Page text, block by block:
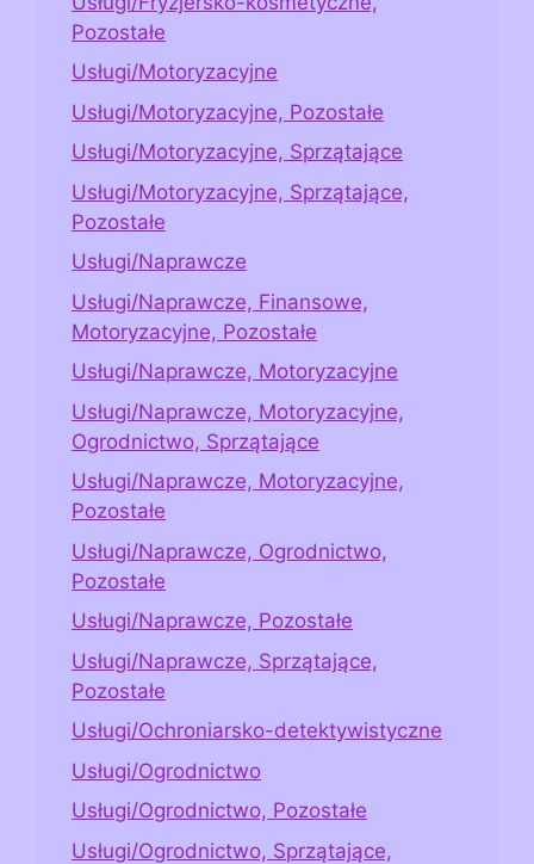
Pozostałe
Usługi/Motoryzacyjne
Usługi/Motoryzacyjne, Pozostałe
Usługi/Motoryzacyjne, Sprzątające
Usługi/Motoryzacyjne, Sprzątające,
Pozostałe
Usługi/Naprawcze
Usługi/Naprawcze, Finansowe,
Motoryzacyjne, Pozostałe
Usługi/Naprawcze, Motoryzacyjne
Usługi/Naprawcze, Motoryzacyjne,
Ogrodnictwo, Sprzątające
Usługi/Naprawcze, Motoryzacyjne,
Pozostałe
Usługi/Naprawcze, Ogrodnictwo,
Pozostałe
Usługi/Naprawcze, Pozostałe
Usługi/Naprawcze, Sprzątające,
Pozostałe
Usługi/Ochroniarsko-detektywistyczne
Usługi/Ogrodnictwo
Usługi/Ogrodnictwo, Pozostałe
Usługi/Ogrodnictwo, Sprzątające,